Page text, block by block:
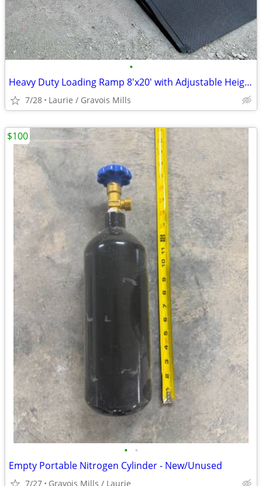
•
Heavy Duty Loading Ramp 8'x20' with Adjustable Height Legs
7/28 Laurie / Gravois Mills
• •
Empty Portable Nitrogen Cylinder - New/Unused
7/27 Gravois Mills / Laurie
$100